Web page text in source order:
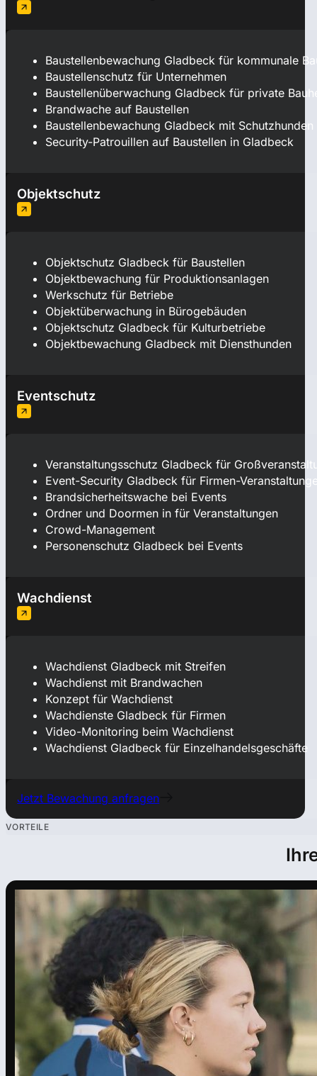
Baustellenbewachung Gladbeck für kommunale
Baustellenschutz für Unternehmen
Baustellenüberwachung Gladbeck für private
Brandwache auf Baustellen
Baustellenbewachung Gladbeck mit Schutzhunden
Security-Patrouillen auf Baustellen in Gladbeck
Objektschutz
Objektschutz Gladbeck für Baustellen
Objektbewachung für Produktionsanlagen
Werkschutz für Betriebe
Objektüberwachung in Bürogebäuden
Objektschutz Gladbeck für Kulturbetriebe
Objektbewachung Gladbeck mit Diensthunden
Eventschutz
Veranstaltungsschutz Gladbeck für
Event-Security Gladbeck für Firmen-
Brandsicherheitswache bei Events
Ordner und Doormen in für Veranstaltungen
Crowd-Management
Personenschutz Gladbeck bei Events
Wachdienst
Wachdienst Gladbeck mit Streifen
Wachdienst mit Brandwachen
Konzept für Wachdienst
Wachdienste Gladbeck für Firmen
Video-Monitoring beim Wachdienst
Wachdienst Gladbeck für Einzelhandelsgeschäfte
Jetzt Bewachung anfragen
VORTEILE